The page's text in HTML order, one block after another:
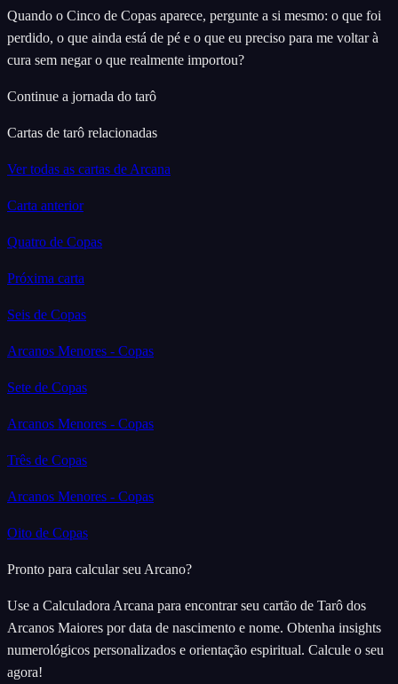
Quando o Cinco de Copas aparece, pergunte a si mesmo: o que foi
perdido, o que ainda está de pé e o que eu preciso para me voltar à
cura sem negar o que realmente importou?
Continue a jornada do tarô
Cartas de tarô relacionadas
Ver todas as cartas de Arcana
Carta anterior
Quatro de Copas
Próxima carta
Seis de Copas
Arcanos Menores - Copas
Sete de Copas
Arcanos Menores - Copas
Três de Copas
Arcanos Menores - Copas
Oito de Copas
Pronto para calcular seu Arcano?
Use a Calculadora Arcana para encontrar seu cartão de Tarô dos
Arcanos Maiores por data de nascimento e nome. Obtenha insights
numerológicos personalizados e orientação espiritual. Calcule o seu
agora!